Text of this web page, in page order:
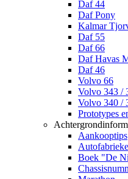
Daf 44
Daf Pony
Kalmar
Daf 55
Daf 66
Daf Havas
Daf 46
Volvo 66
Volvo 343 /
Volvo 340 /
Prototypes
Aankooptips
Boek "De